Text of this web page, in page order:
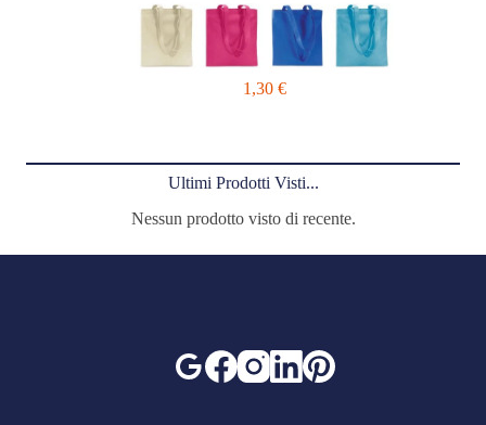
1,30 €
Ultimi Prodotti Visti...
Nessun prodotto visto di recente.